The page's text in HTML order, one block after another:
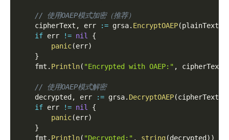
// 使用OAEP模式加密（推荐）
    cipherText
, err := grsa. EncryptOAEP(plainText
if err != nil
{
panic(err)
}
    fmt
. Println( "Encrypted with OAEP:" , cipherText
// 使用OAEP模式解密
    decrypted
, err := grsa. DecryptOAEP(cipherText
if err != nil
{
panic(err)
}
    fmt
. Println( "Decrypted:" , string(decrypted ) )